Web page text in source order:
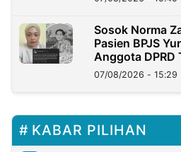
Sosok Norma
Pasien BPJS
Anggota DPRD
Lukman
07/08/2026 - 15:29
KABAR PILIHAN